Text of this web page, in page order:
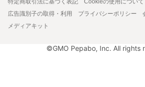
特定商取引法に基づく表記
Cookieの使用について
広告識別子の取得・利用
プライバシーポリシー
メディアキット
©GMO Pepabo, Inc. All rights